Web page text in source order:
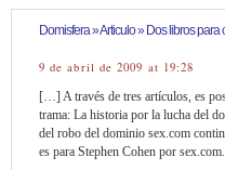
Domisfera » Articulo » Dos libros
9 de abril de 2009 at 19:28
[…] A través de tres artículos, es
trama: La historia por la lucha del
del robo del dominio sex.com
es para Stephen Cohen por